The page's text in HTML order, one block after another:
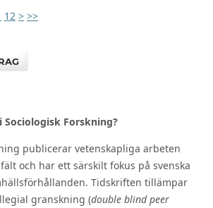
12 > >>
Sociologisk Forskning?
publicerar vetenskapliga arbeten
och har ett särskilt fokus på svenska
Tidskriften tillämpar
granskning (double blind peer